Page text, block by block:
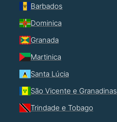
Barbados
Dominica
Granada
Martinica
Santa Lúcia
São Vicente e Granadinas
Trindade e Tobago